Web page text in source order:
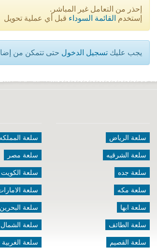
إحذر من التعامل غير المباشر.
إستخدم القائمة السوداء قبل أي عملية تحويل
يجب عليك تسجيل الدخول حتى تتمكن من
سلعة الرياض
سلعة الشرقيه
سلعة جده
سلعة مكه
سلعة ابها
سلعة الطائف
سلعة القصيم
سلعة
سلعة مصر
سلعة الكويت
سلعة
سلعة البحرين
سلعة الشمال
سلعة الغربية